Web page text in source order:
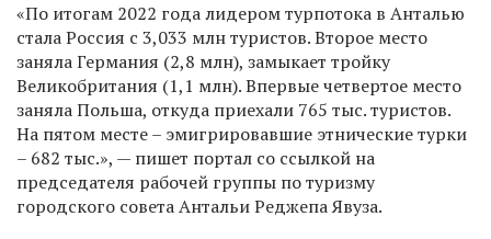
«По итогам 2022 года лидером турпотока в Анталью
стала Россия с 3,033 млн туристов. Второе место
заняла Германия (2,8 млн), замыкает тройку
Великобритания (1,1 млн). Впервые четвертое место
заняла Польша, откуда приехали 765 тыс. туристов.
На пятом месте – эмигрировавшие этнические турки
– 682 тыс.», — пишет портал со ссылкой на
председателя рабочей группы по туризму
городского совета Антальи Реджепа Явуза.